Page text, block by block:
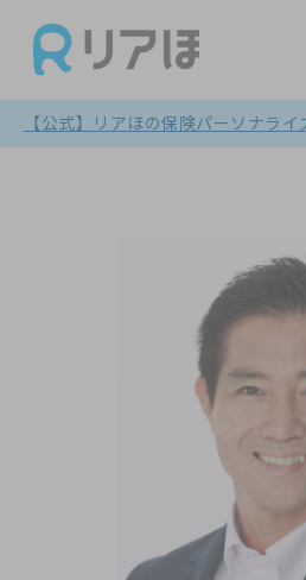
【公式】リアほの保険パーソナライ